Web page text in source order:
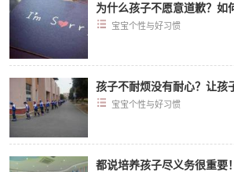
为什么孩子不愿意道歉？如
宝宝个性与好习惯
孩子不耐烦没有耐心？让孩
宝宝个性与好习惯
都说培养孩子尽义务很重要